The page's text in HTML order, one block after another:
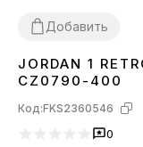
Добавить
36373839 4041 42
JORDAN 1
CZ0790-400
Код:FKS2360546
0